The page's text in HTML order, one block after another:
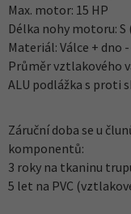
Max. motor: 15 HP
Délka nohy motoru:
Materiál: Válce + dno
Průměr vztlakového
ALU podlážka s proti
Záruční doba se u
komponentů:
3 roky na tkaninu
5 let na PVC